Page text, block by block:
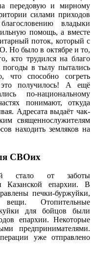
передовую и мирному
силами приходов
владыки
помощь, а вместе
поток, который с
Но было в октябре и то,
кто трудился на благо
погоды в тылу пытались
что способно согреть
получилось! А ещё
по-национальному
понимают, откуда
Адресата выдаёт чак-
священнослужителям
находить земляков на
СВОих
стало от заботы
Казанской епархии. В
печки-буржуйки,
Отопительные
для бойцов были
епархии. Некоторые
предпринимателями.
уже отправлено